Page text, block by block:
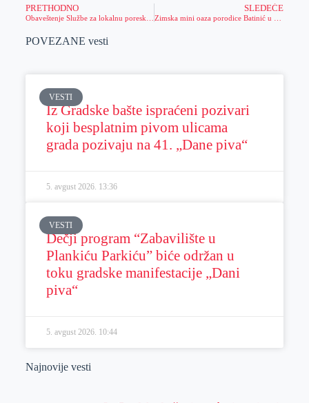
PRETHODNO SLEDEĆE
POVEZANE vesti
VESTI
Iz Gradske bašte ispraćeni pozivari
koji besplatnim pivom ulicama
grada pozivaju na 41. „Dane piva“
5. avgust 2026. 13:36
VESTI
Dečji program “Zabavilište u
Plankiću Parkiću” biće održan u
toku gradske manifestacije „Dani
piva“
5. avgust 2026. 10:44
Najnovije vesti